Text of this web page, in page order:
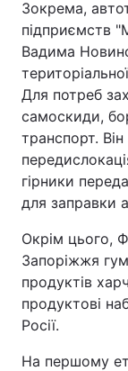
Тема
Зокрема,
підприємств
Вадима
Для потреб
самоскиди,
транспорт.
гірники
для заправки
Окрім цього,
Запоріжжя
продуктів
продуктові
Росії.
На першому